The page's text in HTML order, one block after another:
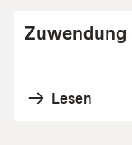
Zuwendung
Lesen